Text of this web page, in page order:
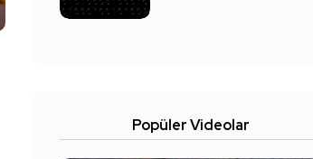
Popüler Videolar